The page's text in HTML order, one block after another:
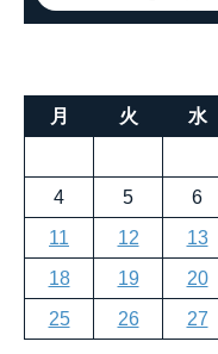
月 火 水
4
5 6
11
12 13
18
19 20
25
26 27